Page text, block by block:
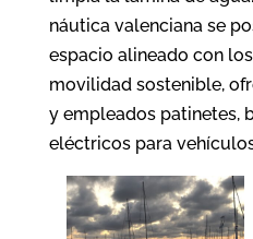
náutica valenciana se
espacio alineado con
movilidad sostenible,
y empleados patinetes,
eléctricos para